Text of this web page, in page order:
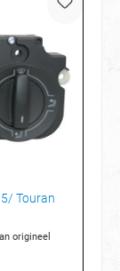
Touran
origineel